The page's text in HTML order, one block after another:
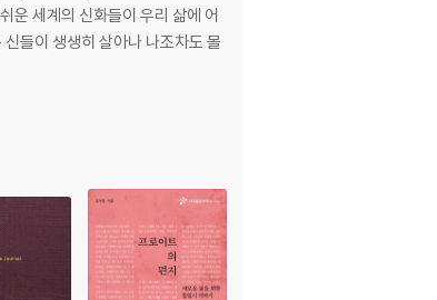
운 세계의 신화들이 우리 삶에 어
들이 생생히 살아나 나조차도 몰